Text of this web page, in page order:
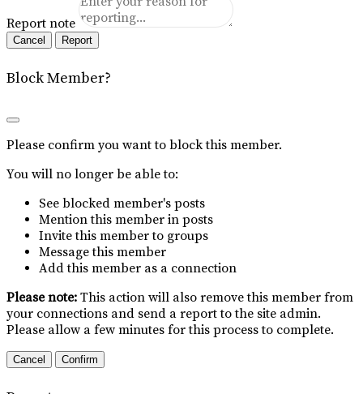
Report note
Report
Block Member?
Please confirm you want to block this member.
You will no longer be able to:
See blocked member's posts
Mention this member in posts
Invite this member to groups
Message this member
Add this member as a connection
Please note: This action will also remove this member from
your connections and send a report to the site admin.
Please allow a few minutes for this process to complete.
Confirm